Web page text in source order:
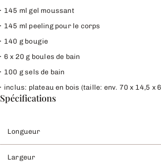
145 ml gel moussant
145 ml peeling pour le corps
140 g bougie
6 x 20 g boules de bain
100 g sels de bain
inclus: plateau en bois (taille: env. 70 x 14,5 x
Spécifications
Longueur
Largeur